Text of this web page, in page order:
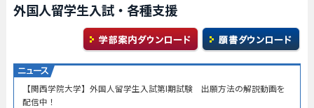
外国人留学生入試・各種支援
【関西学院大学】外国人留学生入試第I期試験 出願方法の解説動画を
配信中！